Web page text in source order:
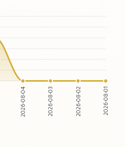
2026-08-04 2026-08-03 2026-08-02 2026-08-01